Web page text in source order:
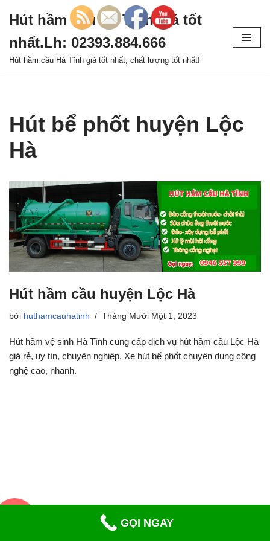
02393.884.666
tới
nội
Hút hầm cầu Hà Tĩnh giá tốt
nhất.Lh: 02393.884.666
Hút hầm cầu Hà Tĩnh giá tốt nhất, chất lượng tốt nhất!
Hút bể phốt huyện Lộc
Hà
Hút hầm cầu huyện Lộc Hà
bởi huthamcauhatinh Tháng Mười Một 1, 2023
Hút hầm vệ sinh Hà Tĩnh cung cấp dịch vụ hút hầm cầu Lộc Hà
giá rẻ, uy tín, chuyên nghiêp. Xe hút bể phốt chuyên dụng công
nghệ cao, nhanh.
WordPressGỌI NGAY